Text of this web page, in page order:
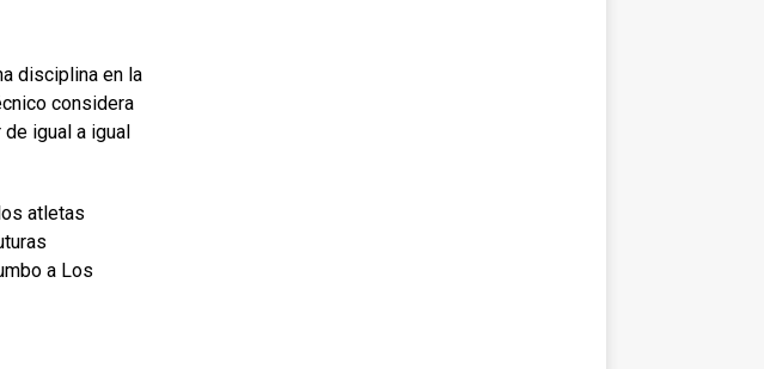
disciplina en la
considera
igual a igual
atletas
a Los